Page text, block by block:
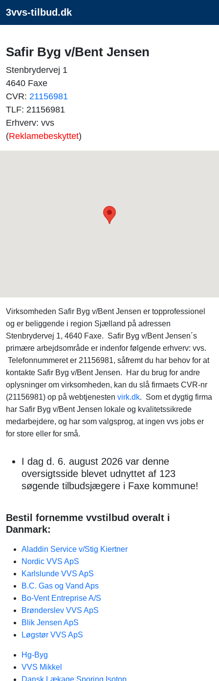
3vvs-tilbud.dk
Safir Byg v/Bent Jensen
Stenbrydervej 1
4640 Faxe
CVR: 21156981
TLF: 21156981
Erhverv: vvs
(Reklamebeskyttet)
Virksomheden Safir Byg v/Bent Jensen er topprofessionel
og er beliggende i region Sjælland på adressen
Stenbrydervej 1, 4640 Faxe. Safir Byg v/Bent Jensen´s
primære arbejdsområde er indenfor følgende erhverv: vvs.
Telefonnummeret er 21156981, såfremt du har behov for at
kontakte Safir Byg v/Bent Jensen. Har du brug for andre
oplysninger om virksomheden, kan du slå firmaets CVR-nr
(21156981) op på webtjenesten virk.dk. Som et dygtig firma
har Safir Byg v/Bent Jensen lokale og kvalitetssikrede
medarbejdere, og har som valgsprog, at ingen vvs jobs er
for store eller for små.
I dag d. 6. august 2026 var denne
oversigtsside blevet udnyttet af 123
søgende tilbudsjægere i Faxe kommune!
Bestil fornemme vvstilbud overalt i
Danmark:
Aladdin Service v/Stig Kiertner
Nordic VVS ApS
Karlslunde VVS ApS
B.C. Gas og Vand Aps
Bo-Vent Entreprise A/S
Brønderslev VVS ApS
Blik Jensen ApS
Løgstør VVS ApS
Hg-Byg
VVS Mikkel
Dansk Lækage Sporing Isotop